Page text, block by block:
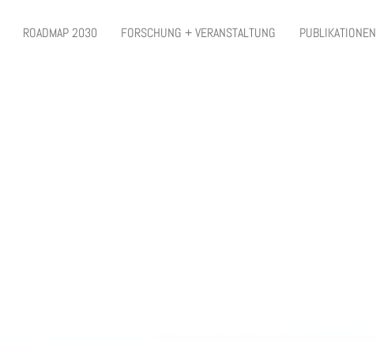
ROADMAP 2030 FORSCHUNG + VERANSTALTUNG PUBLIKATIONEN